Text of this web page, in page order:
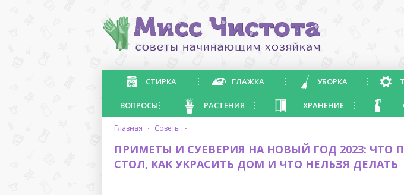
СТИРКА ГЛАЖКА УБОРКА
ВОПРОСЫ РАСТЕНИЯ ХРАНЕНИЕ
главная · советы ·
ПРИМЕТЫ И СУЕВЕРИЯ НА НОВЫЙ ГОД 2023: ЧТО
СТОЛ, КАК УКРАСИТЬ ДОМ И ЧТО НЕЛЬЗЯ ДЕЛАТЬ